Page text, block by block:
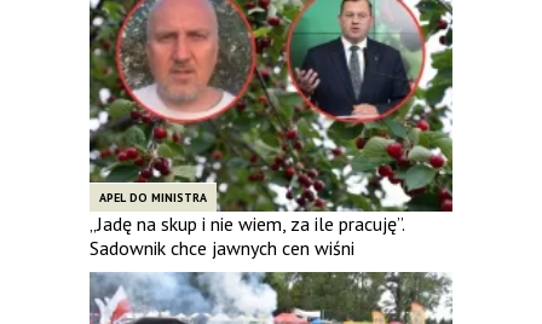
APEL DO MINISTRA
„Jadę na skup i nie wiem, za ile pracuję”.
Sadownik chce jawnych cen wiśni